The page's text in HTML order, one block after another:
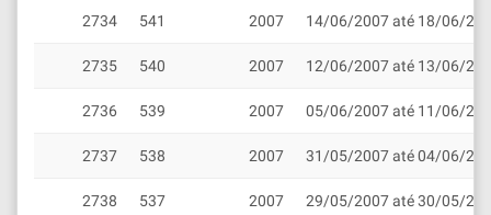
2734 541 2007 14/06/2007 até 18/06/
2735 540 2007 12/06/2007 até 13/06/
2736 539 2007 05/06/2007 até 11/06/
2737 538 2007 31/05/2007 até 04/06/
2738 537 2007 29/05/2007 até 30/05/